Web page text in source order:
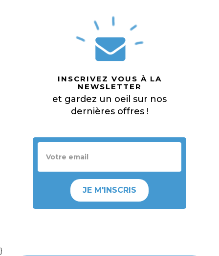
INSCRIVEZ VOUS À LA
NEWSLETTER
et gardez un oeil sur nos
dernières offres !
JE M'INSCRIS
}